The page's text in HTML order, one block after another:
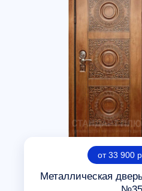
от 33 900
Металлическая